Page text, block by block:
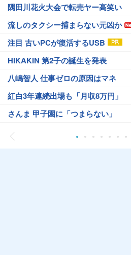
隅田川花火大会で転売ヤー高笑い
流しのタクシー捕まらない元凶か
注目 古いPCが復活するUSB
HIKAKIN 第2子の誕生を発表
八嶋智人 仕事ゼロの原因はマネ
紅白3年連続出場も「月収8万円」
さんま 甲子園に「つまらない」